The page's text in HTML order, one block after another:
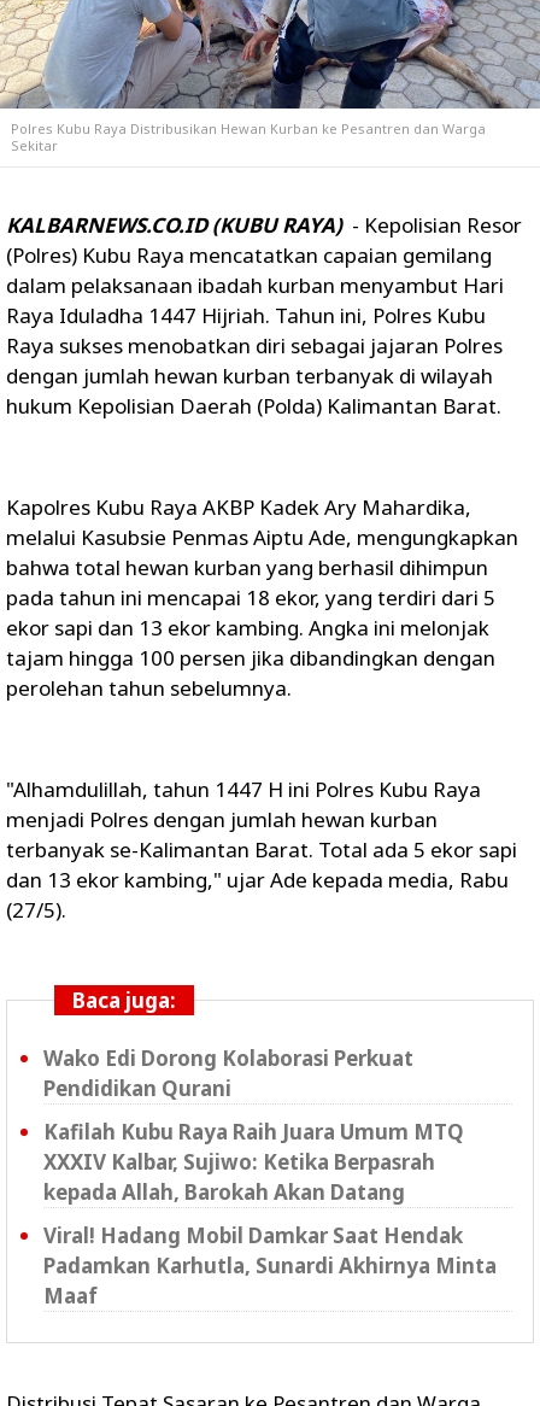
Polres Kubu Raya Distribusikan Hewan Kurban ke Pesantren dan Warga
Sekitar
KALBARNEWS.CO.ID (KUBU RAYA)- Kepolisian Resor
(Polres) Kubu Raya mencatatkan capaian gemilang
dalam pelaksanaan ibadah kurban menyambut Hari
Raya Iduladha 1447 Hijriah. Tahun ini, Polres Kubu
Raya sukses menobatkan diri sebagai jajaran Polres
dengan jumlah hewan kurban terbanyak di wilayah
hukum Kepolisian Daerah (Polda) Kalimantan Barat.
Kapolres Kubu Raya AKBP Kadek Ary Mahardika,
melalui Kasubsie Penmas Aiptu Ade, mengungkapkan
bahwa total hewan kurban yang berhasil dihimpun
pada tahun ini mencapai 18 ekor, yang terdiri dari 5
ekor sapi dan 13 ekor kambing. Angka ini melonjak
tajam hingga 100 persen jika dibandingkan dengan
perolehan tahun sebelumnya.
"Alhamdulillah, tahun 1447 H ini Polres Kubu Raya
menjadi Polres dengan jumlah hewan kurban
terbanyak se-Kalimantan Barat. Total ada 5 ekor sapi
dan 13 ekor kambing," ujar Ade kepada media, Rabu
(27/5).
Baca juga:
Wako Edi Dorong Kolaborasi Perkuat
Pendidikan Qurani
Kafilah Kubu Raya Raih Juara Umum MTQ
XXXIV Kalbar, Sujiwo: Ketika Berpasrah
kepada Allah, Barokah Akan Datang
Viral! Hadang Mobil Damkar Saat Hendak
Padamkan Karhutla, Sunardi Akhirnya Minta
Maaf